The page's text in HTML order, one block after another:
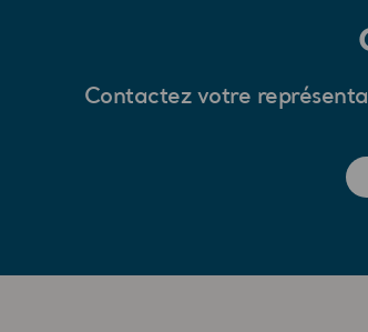
Contactez votre